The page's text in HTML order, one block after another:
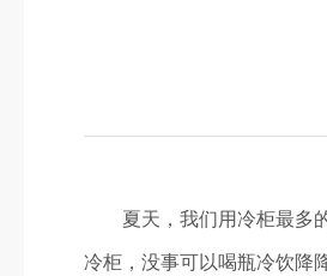
夏天，我们用冷柜最多的
冷柜，没事可以喝瓶冷饮